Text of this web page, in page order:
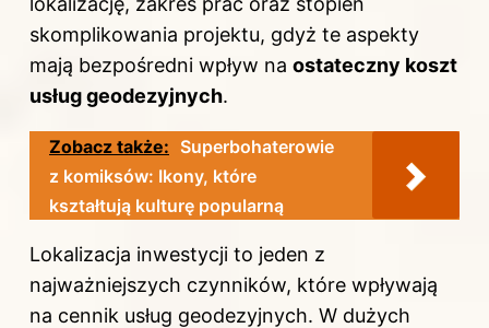
skomplikowania projektu, gdyż te aspekty
mają bezpośredni wpływ na ostateczny koszt
usług geodezyjnych.
Zobacz także: Superbohaterowie
z komiksów: Ikony, które
kształtują kulturę popularną
Lokalizacja inwestycji to jeden z
najważniejszych czynników, które wpływają
na cennik usług geodezyjnych. W dużych